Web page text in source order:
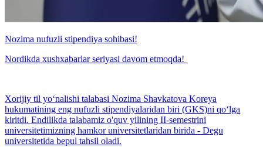
Nozima nufuzli stipendiya sohibasi!
Nordikda xushxabarlar seriyasi davom etmoqda!
Xorijiy til yo‘nalishi talabasi Nozima Shavkatova Koreya
hukumatining eng nufuzli stipendiyalaridan biri (GKS)ni qo‘lga
kiritdi. Endilikda talabamiz o'quv yilining II-semestrini
universitetimizning hamkor universitetlaridan birida - Degu
universitetida bepul tahsil oladi.